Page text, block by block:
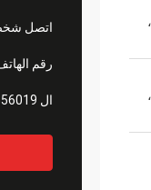
اتصل
رقم
ال WhatsApp :
8K Mirror 2B BA رقم 1 ، تلدين ساطع ، رقم 1 ،